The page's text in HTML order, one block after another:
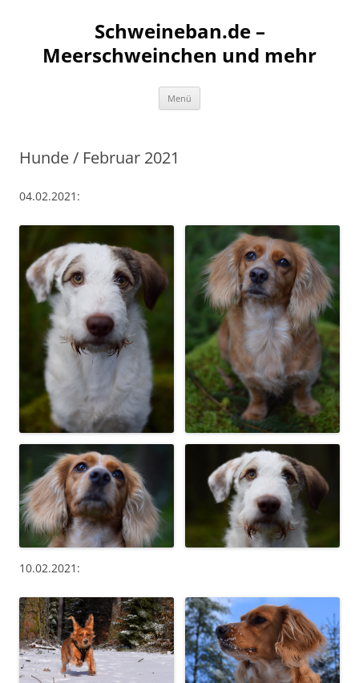
Schweineban.de –
Meerschweinchen und mehr
Menü
Hunde / Februar 2021
04.02.2021:
10.02.2021: